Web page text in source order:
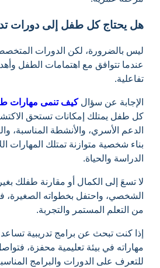
هل يحتاج كل طفل إلى دورات
ليس بالضرورة، لكن الدورات
عندما تتوافق مع اهتمامات الطفل
تفاعلية.
الإجابة عن سؤالكيف تنمى مهارات
كل طفل يمتلك إمكانات تستحق
الدعم الأسري، والأنشطة المناسبة،
بناء شخصية متوازنة تمتلك المهارات
الدراسة والحياة.
لا تسعَ إلى الكمال أو مقارنة طفلك
الشخصي، واحتفل بخطواته الصغيرة،
من التعلم المستمر والتجربة.
إذا كنت تبحث عن برامج تدريبية
مهاراته في بيئة تعليمية محفزة،
للتعرف على الدورات والبرامج